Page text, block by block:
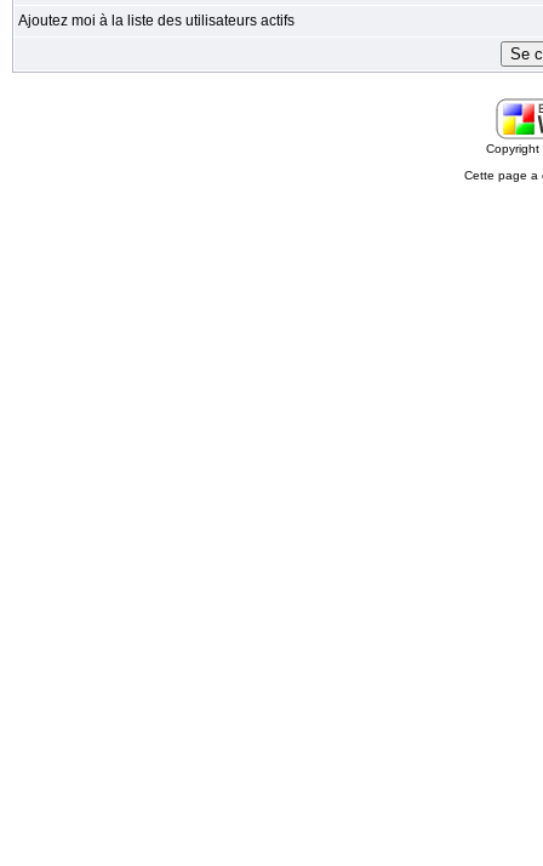
Ajoutez moi à la liste des utilisateurs actifs
Cette page a